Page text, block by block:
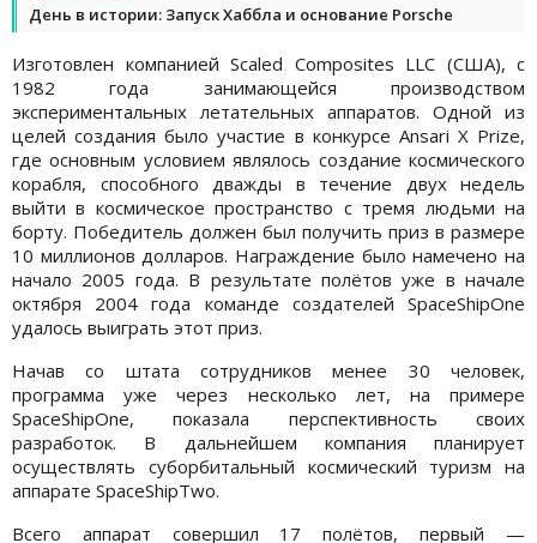
День в истории: Запуск Хаббла и основание Porsche
Изготовлен компанией Scaled Composites LLC (США), с
1982 года занимающейся производством
экспериментальных летательных аппаратов. Одной из
целей создания было участие в конкурсе Ansari X Prize,
где основным условием являлось создание космического
корабля, способного дважды в течение двух недель
выйти в космическое пространство с тремя людьми на
борту. Победитель должен был получить приз в размере
10 миллионов долларов. Награждение было намечено на
начало 2005 года. В результате полётов уже в начале
октября 2004 года команде создателей SpaceShipOne
удалось выиграть этот приз.
Начав со штата сотрудников менее 30 человек,
программа уже через несколько лет, на примере
SpaceShipOne, показала перспективность своих
разработок. В дальнейшем компания планирует
осуществлять суборбитальный космический туризм на
аппарате SpaceShipTwo.
Всего аппарат совершил 17 полётов, первый —